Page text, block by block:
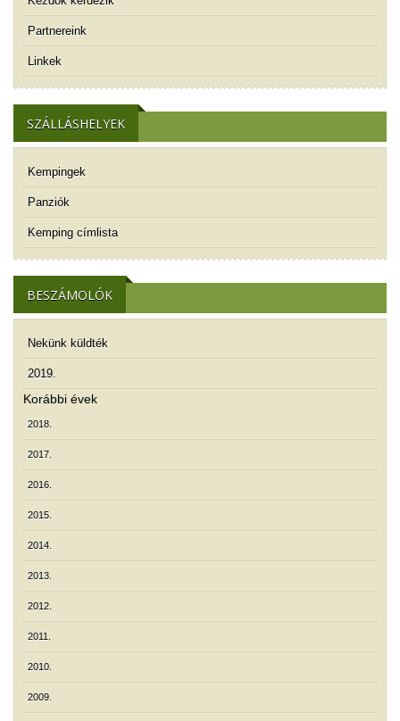
Partnereink
Linkek
SZÁLLÁSHELYEK
Kempingek
Panziók
Kemping címlista
BESZÁMOLÓK
Nekünk küldték
2019.
Korábbi évek
2018.
2017.
2016.
2015.
2014.
2013.
2012.
2011.
2010.
2009.